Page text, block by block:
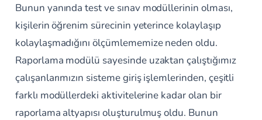
Bunun yanında test ve sınav modüllerinin olması,
kişilerin öğrenim sürecinin yeterince kolaylaşıp
kolaylaşmadığını ölçümlememize neden oldu.
Raporlama modülü sayesinde uzaktan çalıştığımız
çalışanlarımızın sisteme giriş işlemlerinden, çeşitli
farklı modüllerdeki aktivitelerine kadar olan bir
raporlama altyapısı oluşturulmuş oldu. Bunun